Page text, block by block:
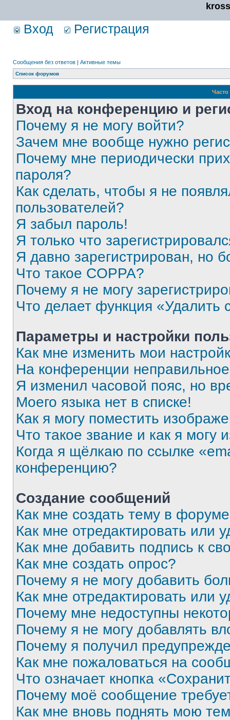
Вход Регистрация
Сообщения без ответов | Активные темы
Список форумов
Вход на конференцию и
Почему я не могу войти?
Зачем мне вообще нужно
Почему мне периодически
пароля?
Как сделать, чтобы я не
пользователей?
Я забыл пароль!
Я только что
Я давно зарегистрирован, но
Что такое COPPA?
Почему я не могу
Что делает функция «Удалить
Параметры и настройки
Как мне изменить мои
На конференции
Я изменил часовой пояс, но
Моего языка нет в списке!
Как я могу поместить
Что такое звание и как я могу
Когда я щёлкаю по ссылке
конференцию?
Создание сообщений
Как мне создать тему в
Как мне отредактировать или
Как мне добавить подпись к
Как мне создать опрос?
Почему я не могу добавить
Как мне отредактировать или
Почему мне недоступны
Почему я не могу добавлять
Почему я получил
Как мне пожаловаться на
Что означает кнопка
Почему моё сообщение
Как мне вновь поднять мою